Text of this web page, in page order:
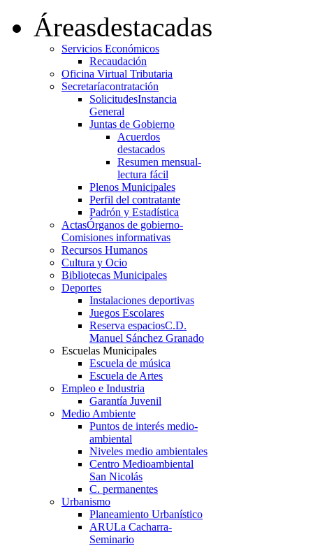
Áreasdestacadas
Servicios Económicos
Recaudación
Oficina Virtual Tributaria
Secretaríacontratación
SolicitudesInstancia
General
Juntas de Gobierno
Acuerdos
destacados
Resumen mensual-
lectura fácil
Plenos Municipales
Perfil del contratante
Padrón y Estadística
ActasÓrganos de gobierno-
Comisiones informativas
Recursos Humanos
Cultura y Ocio
Bibliotecas Municipales
Deportes
Instalaciones deportivas
Juegos Escolares
Reserva espaciosC.D.
Manuel Sánchez Granado
Escuelas Municipales
Escuela de música
Escuela de Artes
Empleo e Industria
Garantía Juvenil
Medio Ambiente
Puntos de interés medio-
ambiental
Niveles medio ambientales
Centro Medioambiental
San Nicolás
C. permanentes
Urbanismo
Planeamiento Urbanístico
ARULa Cacharra-
Seminario